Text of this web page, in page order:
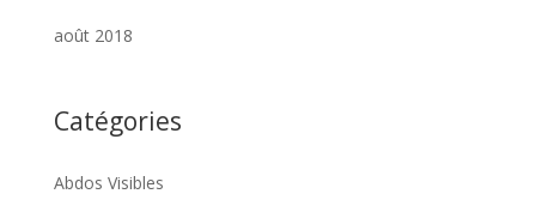
août 2018
Catégories
Abdos Visibles